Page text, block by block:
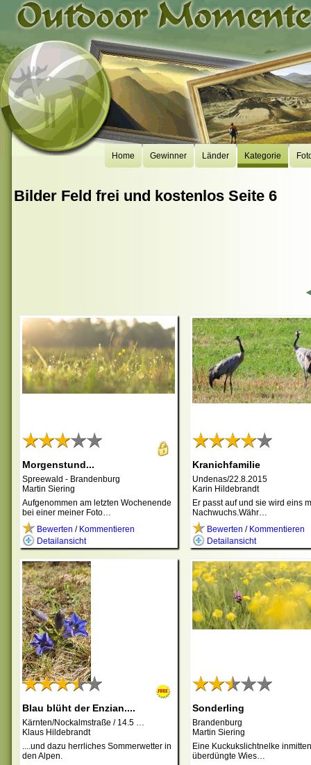
Home Gewinner Länder Kategorie
Bilder Feld frei und kostenlos Seite 6
Morgenstund...
Spreewald - Brandenburg
Martin Siering
Aufgenommen am letzten Wochenende
bei einer meiner Foto…
Bewerten / Kommentieren
Detailansicht
Kranichfamilie
Undenas/22.8.2015
Karin Hildebrandt
Er passt auf und sie wird eins
Nachwuchs.Währ…
Bewerten / Kommentieren
Detailansicht
Blau blüht der Enzian....
Kärnten/Nockalmstraße / 14.5 …
Klaus Hildebrandt
....und dazu herrliches Sommerwetter in
den Alpen.
Sonderling
Brandenburg
Martin Siering
Eine Kuckukslichtnelke
überdüngte Wies…